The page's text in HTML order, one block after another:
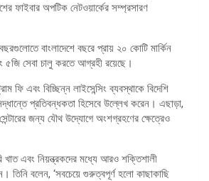
ফাইবার অপটিক নেটওয়ার্কের সম্প্রসারণ
বাংলাদেশে বছরে প্রায় ২০ কোটি মার্কিন
৫জি সেবা চালু করতে আগ্রহী রয়েছে।
ফি এবং বিচ্ছিন্ন লাইসেন্সিং ব্যবস্থাকে বিদেশি
প্রতিবন্ধকতা হিসেবে উল্লেখ করেন। এছাড়া,
সেন্টারের জন্য যৌথ উদ্যোগে অংশগ্রহণের ক্ষেত্রেও
এবং নিয়ন্ত্রকদের মধ্যে আরও শক্তিশালী
তিনি বলেন, ‘সবচেয়ে গুরুত্বপূর্ণ হলো কাছাকাছি